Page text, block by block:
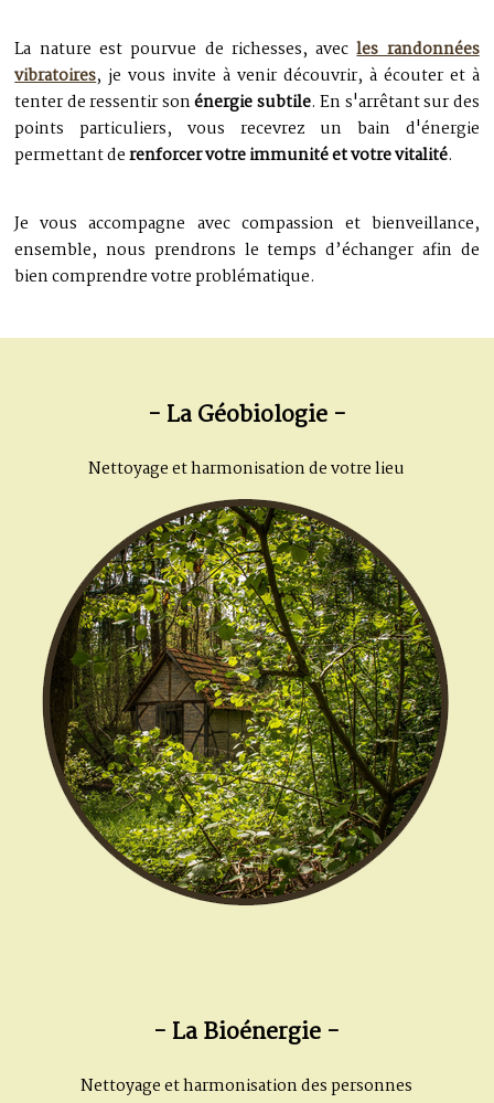
La nature est pourvue de richesses, avecles randonnées
vibratoires, je vous invite à venir découvrir, à écouter et à
tenter de ressentir sonénergie subtile. En s'arrêtant sur des
points particuliers, vous recevrez un bain d'énergie
permettant derenforcer votre immunité et votre vitalité.
Je vous accompagne avec compassion et bienveillance,
ensemble, nous prendrons le temps d’échanger afin de
bien comprendre votre problématique.
- La Géobiologie -
Nettoyage et harmonisation de votre lieu
- La Bioénergie -
Nettoyage et harmonisation des personnes